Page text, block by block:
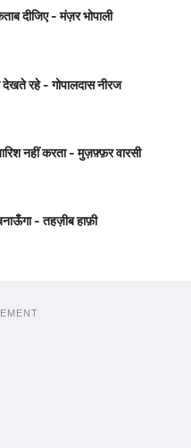
दीजिए - मंज़र भोपाली
देखते रहे - गोपालदास नीरज
नहीं करता - मुज़फ़्फ़र वारसी
- तहज़ीब हाफ़ी